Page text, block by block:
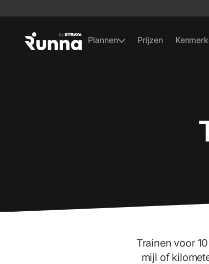
Plannen Prijzen
Trainen voor
mijl of